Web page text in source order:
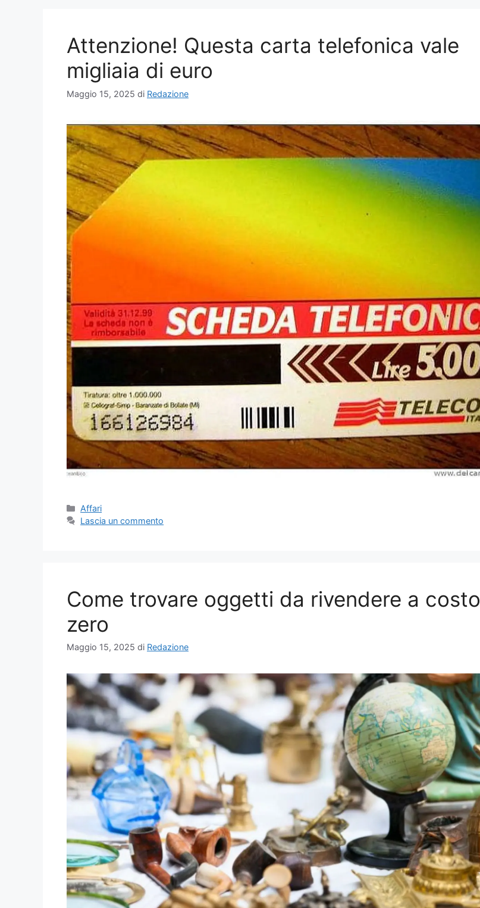
Attenzione! Questa carta telefonica vale
migliaia di euro
Maggio 15, 2025 di Redazione
Categorie
Affari
Lascia un commento
Come trovare oggetti da rivendere a costo
zero
Maggio 15, 2025 di Redazione